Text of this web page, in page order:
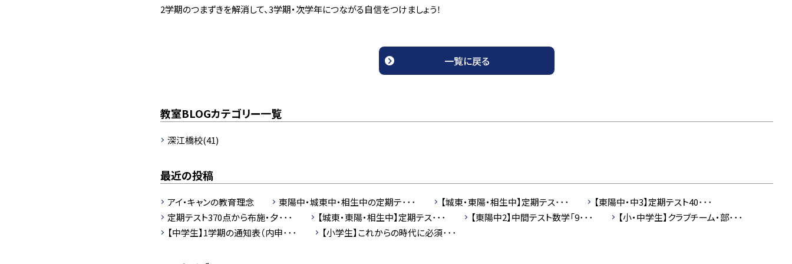
2学期のつまずきを解消して、3学期・次学年につながる自信をつけましょう！
一覧に戻る
教室BLOGカテゴリー一覧
深江橋校(41)
最近の投稿
アイ・キャンの教育理念 東陽中・城東中・相生中の定期テ･･･ 【城東・東陽・相生中】定期テス･･･
【東陽中・中3】定期テスト40･･･
定期テスト370点から布施・夕･･･
【城東・東陽・相生中】定期テス･･･ 【東陽中2】中間テスト数学「9･･･
【小・中学生】クラブチーム・部･･･
【中学生】1学期の通知表（内申･･･
【小学生】これからの時代に必須･･･